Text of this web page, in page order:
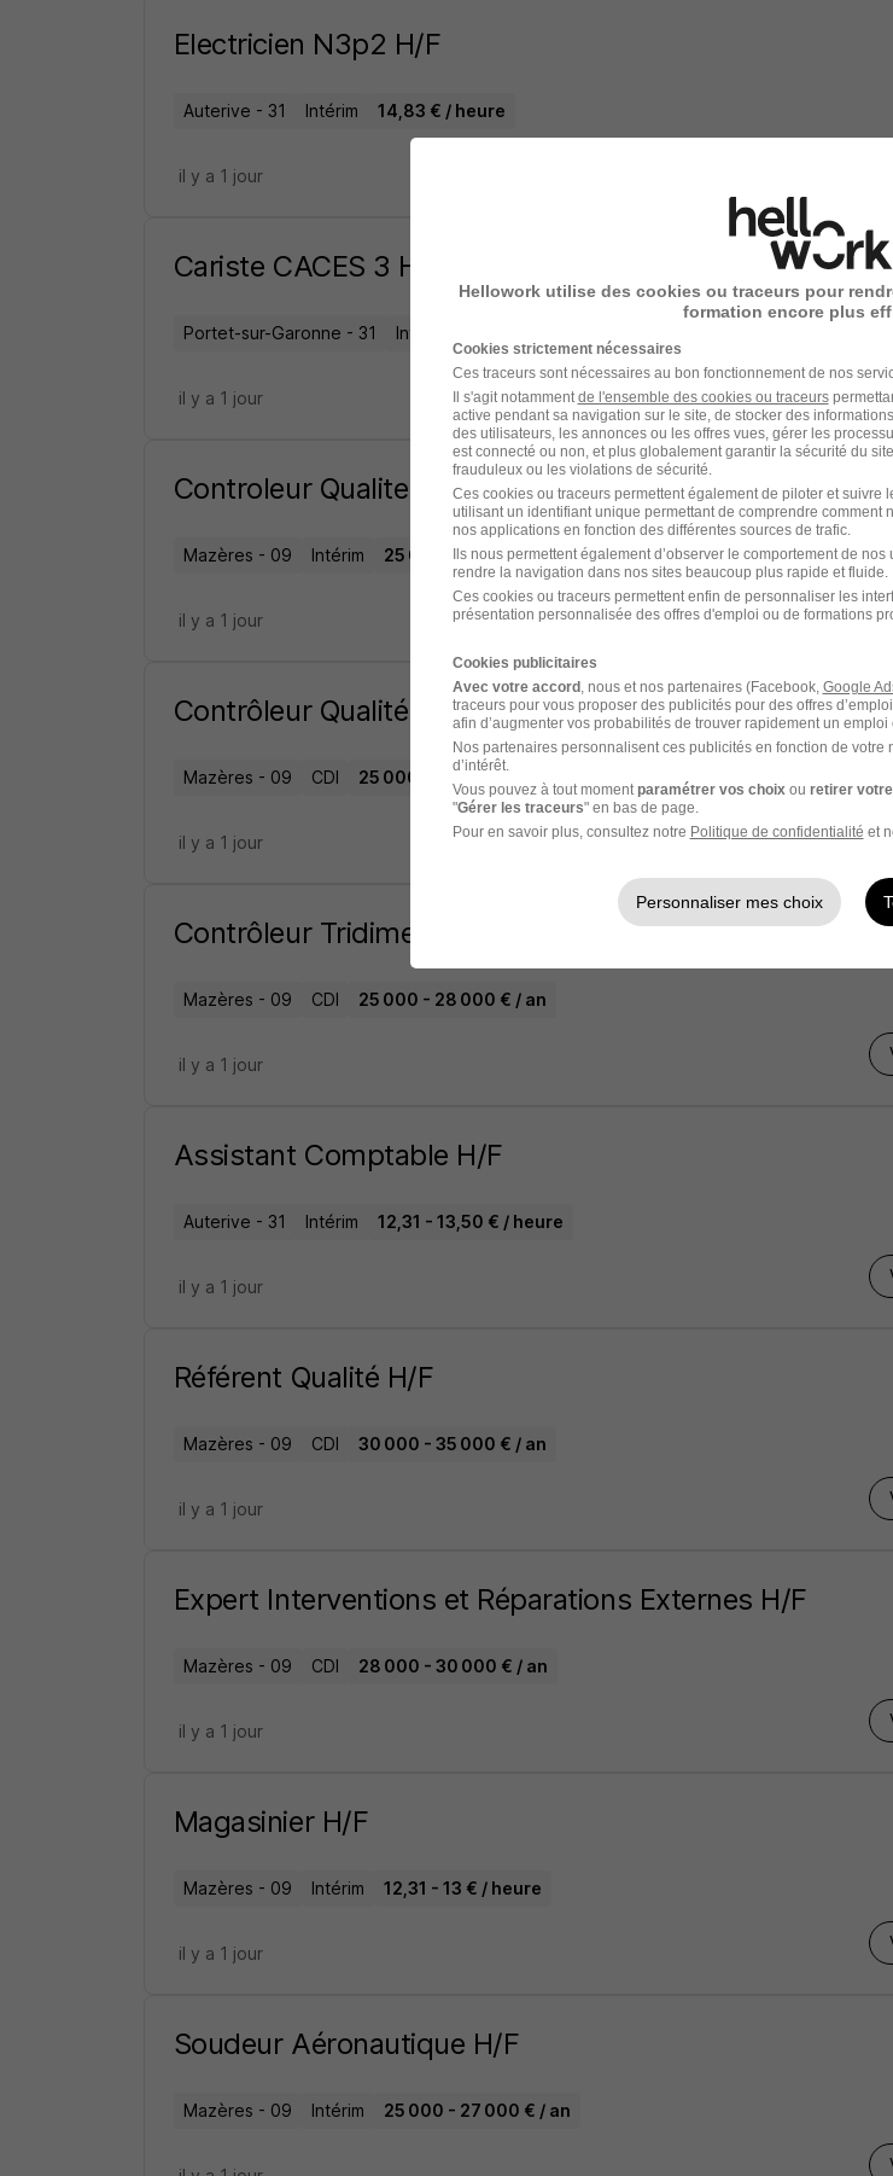
Electricien N3p2 H/F
Auterive - 31 Intérim 14,83 € / heure
il y a 1 jour
Cariste CACES 3 H/F
Portet-sur-Garonne - 31 Intérim
il y a 1 jour
Controleur Qualite Fai H/F
Mazères - 09 Intérim 25 000 - 28 000 € / an
il y a 1 jour
Contrôleur Qualité Réceptions H/F
Mazères - 09 CDI 25 000 - 28 000 € / an
il y a 1 jour
Contrôleur Tridimensionnel H/F
Mazères - 09 CDI 25 000 - 28 000 € / an
il y a 1 jour
Assistant Comptable H/F
Auterive - 31 Intérim 12,31 - 13,50 € / heure
il y a 1 jour
Référent Qualité H/F
Mazères - 09 CDI 30 000 - 35 000 € / an
il y a 1 jour
Expert Interventions et Réparations Externes H/F
Mazères - 09 CDI 28 000 - 30 000 € / an
il y a 1 jour
Magasinier H/F
Mazères - 09 Intérim 12,31 - 13 € / heure
il y a 1 jour
Soudeur Aéronautique H/F
Mazères - 09 Intérim 25 000 - 27 000 € / an
Hellowork utilise des cookies ou traceurs pour
formation encore plus
Cookies strictement nécessaires
Ces traceurs sont nécessaires au bon fonctionnement de nos
Il s'agit notamment de l'ensemble des cookies ou traceurs
active pendant sa navigation sur le site, de stocker des
des utilisateurs, les annonces ou les offres vues, gérer les
est connecté ou non, et plus globalement garantir la sécurité du
frauduleux ou les violations de sécurité.
Ces cookies ou traceurs permettent également de piloter et suivre
utilisant un identifiant unique permettant de comprendre comment
nos applications en fonction des différentes sources de trafic.
Ils nous permettent également d’observer le comportement de
rendre la navigation dans nos sites beaucoup plus rapide et fluide.
Ces cookies ou traceurs permettent enfin de personnaliser les
présentation personnalisée des offres d'emploi ou de formations
Cookies publicitaires
Avec votre accord, nous et nos partenaires (Facebook, Google
traceurs pour vous proposer des publicités pour des offres
afin d’augmenter vos probabilités de trouver rapidement un emploi
Nos partenaires personnalisent ces publicités en fonction de votre
d’intérêt.
Vous pouvez à tout moment paramétrer vos choix ou retirer
"Gérer les traceurs" en bas de page.
Pour en savoir plus, consultez notre Politique de confidentialité et
Personnaliser mes choix